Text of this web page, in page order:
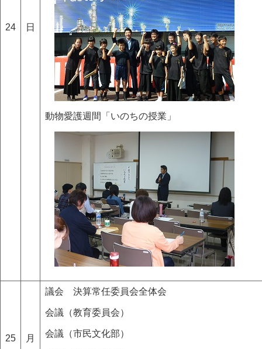
24 日
動物愛護週間「いのちの授業」
25 月
議会 決算常任委員会全体会
会議（教育委員会）
会議（市民文化部）